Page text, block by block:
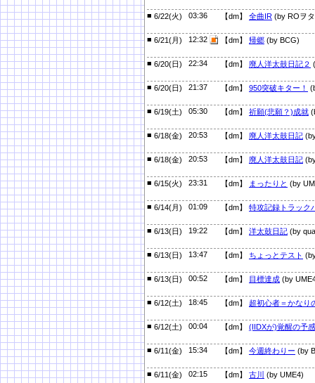
■ 6/22(火) 03:36 【dm】 全曲IR (by ROヲ
■ 6/21(月) 12:32 【dm】 帰郷 (by BCG)
■ 6/20(日) 22:34 【dm】 廃人洋太鼓日記２
■ 6/20(日) 21:37 【dm】 950突破キター！
■ 6/19(土) 05:30 【dm】 祈願(悲願？)成就
■ 6/18(金) 20:53 【dm】 廃人洋太鼓日記
■ 6/18(金) 20:53 【dm】 廃人洋太鼓日記
■ 6/15(火) 23:31 【dm】 まったりと (by
■ 6/14(月) 01:09 【dm】 特攻記録トラック
■ 6/13(日) 19:22 【dm】 洋太鼓日記 (by
■ 6/13(日) 13:47 【dm】 ちょっとテスト
■ 6/13(日) 00:52 【dm】 目標達成 (by
■ 6/12(土) 18:45 【dm】 超初心者＝かなり
■ 6/12(土) 00:04 【dm】 (IIDXが)覚醒の予感
■ 6/11(金) 15:34 【dm】 今週終わりー (by
■ 6/11(金) 02:15 【dm】 古川 (by UME4)